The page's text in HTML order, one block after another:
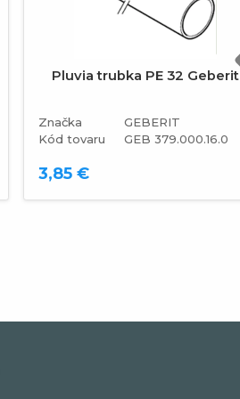
Pluvia trubka PE 32 Geberit
Značka
GEBERIT
Kód tovaru
GEB 379.000.16.0
3,85 €